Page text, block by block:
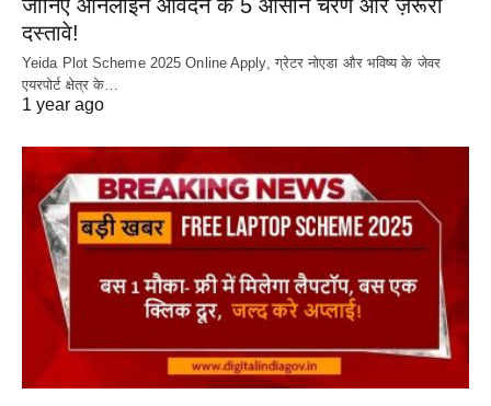
जानिए ऑनलाइन आवेदन के 5 आसान चरण और ज़रूरी
दस्तावे!
Yeida Plot Scheme 2025 Online Apply, ग्रेटर नोएडा और भविष्य के जेवर
एयरपोर्ट क्षेत्र के…
1 year ago